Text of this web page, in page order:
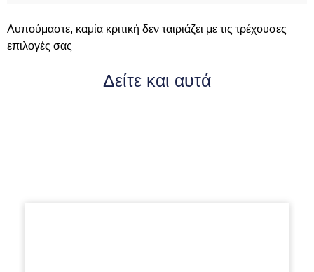
Λυπούμαστε, καμία κριτική δεν ταιριάζει με τις τρέχουσες
επιλογές σας
Δείτε και αυτά